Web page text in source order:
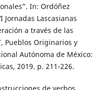
In: Ordóñez
Jornadas Lascasianas
a través de las
Pueblos Originarios y
Autónoma de México:
2019. p. 211-226.